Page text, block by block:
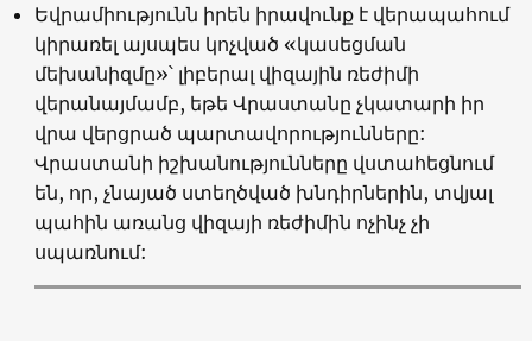
Եվրամիությունն իրեն իրավունք է վերապահում
կիրառել այսպես կոչված «կասեցման
մեխանիզմը»՝ լիբերալ վիզային ռեժիմի
վերանայմամբ, եթե Վրաստանը չկատարի իր
վրա վերցրած պարտավորությունները:
Վրաստանի իշխանությունները վստահեցնում
են, որ, չնայած ստեղծված խնդիրներին, տվյալ
պահին առանց վիզայի ռեժիմին ոչինչ չի
սպառնում: